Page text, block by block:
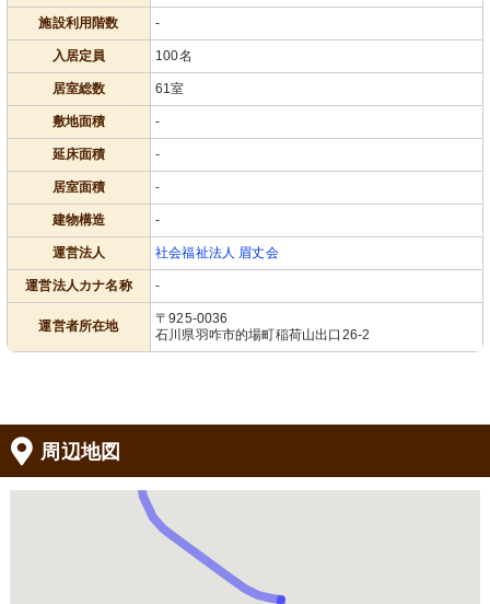
施設利用階数 -
入居定員 100名
居室総数 61室
敷地面積 -
延床面積 -
居室面積 -
建物構造 -
運営法人 社会福祉法人 眉丈会
運営法人カナ名称 -
運営者所在地
〒925-0036
石川県羽咋市的場町稲荷山出口26-2
周辺地図